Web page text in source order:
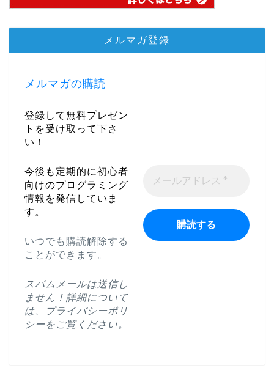
メルマガ登録
メルマガの購読
登録して無料プレゼン
トを受け取って下さ
い！
今後も定期的に初心者
向けのプログラミング
情報を発信していま
す。
いつでも購読解除する
ことができます。
スパムメールは送信し
ません！詳細について
は、
プライバシーポリ
シーをご覧ください。